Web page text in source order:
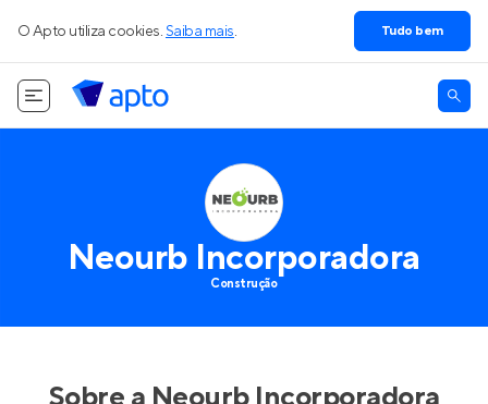
O Apto utiliza cookies. Saiba mais. Tudo bem
Neourb Incorporadora
Construção